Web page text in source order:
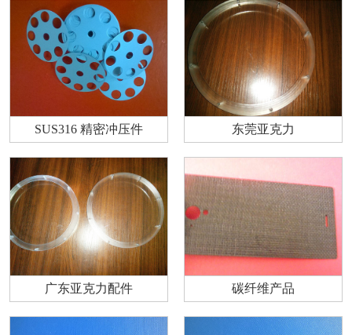
SUS316 精密冲压件 东莞亚克力
广东亚克力配件 碳纤维产品